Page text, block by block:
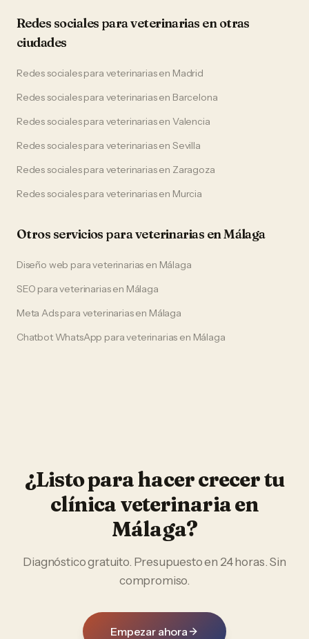
Redes sociales paraveterinarias en otras
ciudades
Redes socialespara veterinariasen Madrid
Redes socialespara veterinariasen Barcelona
Redes socialespara veterinariasen Valencia
Redes socialespara veterinariasen Sevilla
Redes socialespara veterinariasen Zaragoza
Redes socialespara veterinariasen Murcia
Otros servicios paraveterinarias enMálaga
Diseño web paraveterinarias en Málaga
SEO paraveterinariasen Málaga
Meta Adspara veterinariasen Málaga
Chatbot WhatsApp paraveterinarias en Málaga
¿Listo para hacer crecer tu
clínica veterinariaen
Málaga?
Diagnóstico gratuito. Presupuesto en 24 horas. Sin
compromiso.
Empezar ahora